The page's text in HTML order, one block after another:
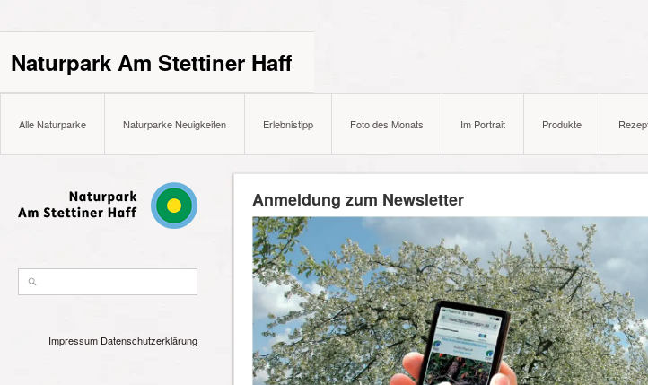
Naturpark Am Stettiner Haff
Alle Naturparke Naturparke Neuigkeiten Erlebnistipp Foto des Monats Im Portrait Produkte
Impressum Datenschutzerklärung
Anmeldung zum Newsletter